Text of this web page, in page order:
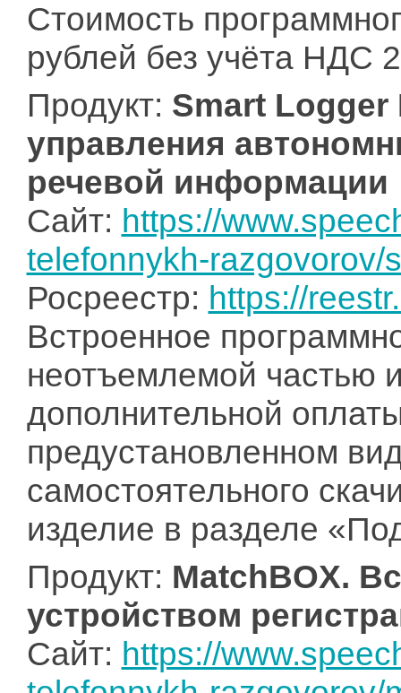
Стоимость
рублей без учёта НДС
Продукт: Smart Logger
управления
речевой информации
Сайт: https://
telefonnykh-razgovorov/
Росреестр: https://
Встроенное
неотъемлемой частью
дополнительной
предустановленном
самостоятельного
изделие в разделе
Продукт: MatchBOX.
устройством
Сайт: https://